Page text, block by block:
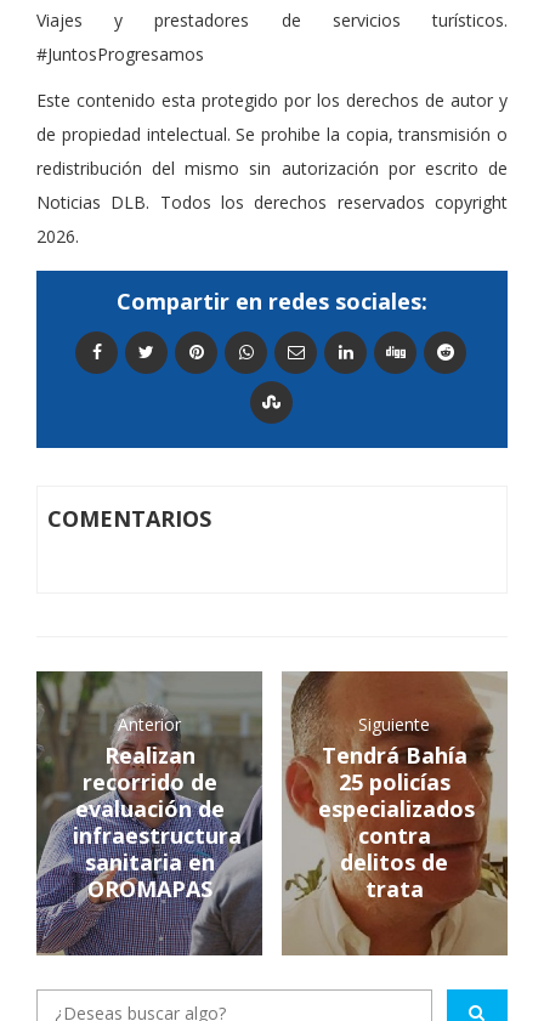
Viajes y prestadores de servicios turísticos.
#JuntosProgresamos
Este contenido esta protegido por los derechos de autor y
de propiedad intelectual. Se prohibe la copia, transmisión o
redistribución del mismo sin autorización por escrito de
Noticias DLB. Todos los derechos reservados copyright
2026.
Compartir en redes sociales:
COMENTARIOS
Anterior
Realizan
recorrido de
evaluación de
infraestructura
sanitaria en
OROMAPAS
Siguiente
Tendrá Bahía
25 policías
especializados
contra
delitos de
trata